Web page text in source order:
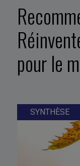
pour le
SYNTHÈSE